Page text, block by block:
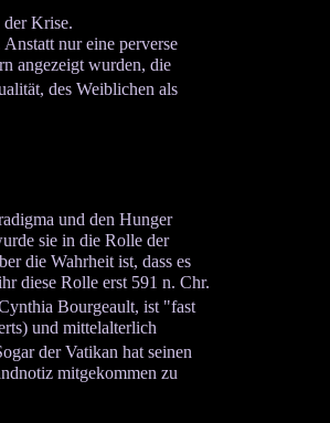
der Krise.
nur eine perverse
angezeigt wurden, die
des Weiblichen als
und den Hunger
sie in die Rolle der
die Wahrheit ist, dass es
diese Rolle erst 591 n. Chr.
Bourgeault, ist "fast
und mittelalterlich
der Vatikan hat seinen
mitgekommen zu